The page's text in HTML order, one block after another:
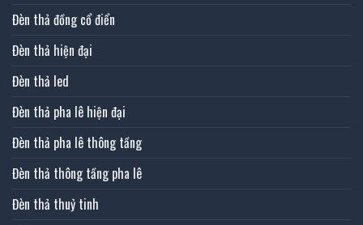
Đèn thả đồng cổ điển
Đèn thả hiện đại
Đèn thả led
Đèn thả pha lê hiện đại
Đèn thả pha lê thông tầng
Đèn thả thông tầng pha lê
Đèn thả thuỷ tinh